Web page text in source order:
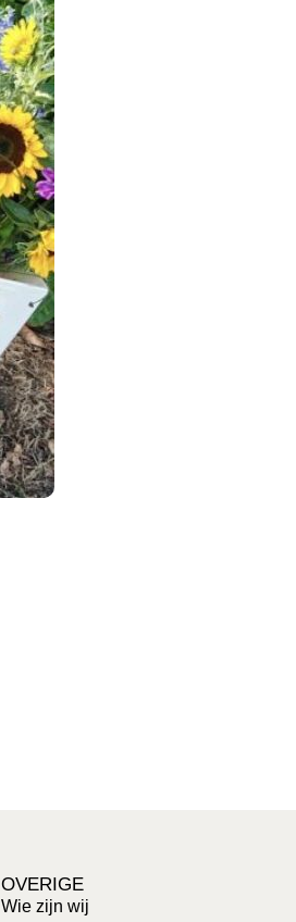
OVERIGE
Wie zijn wij